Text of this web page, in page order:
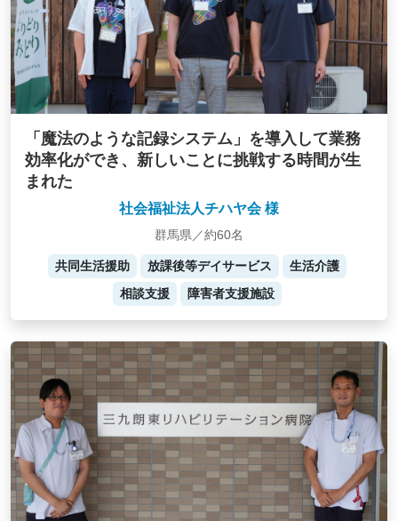
「魔法のような記録システム」を導入して業務
効率化ができ、新しいことに挑戦する時間が生
まれた
社会福祉法人チハヤ会 様
群馬県／約60名
共同生活援助 放課後等デイサービス
生活介護
相談支援
障害者支援施設